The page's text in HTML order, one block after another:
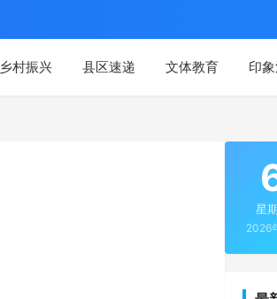
乡村振兴 县区速递 文体教育 印
星
2026